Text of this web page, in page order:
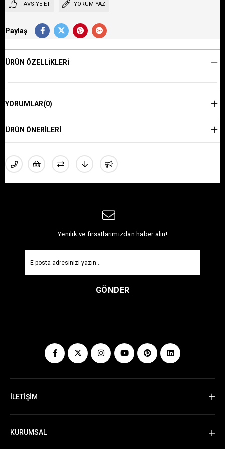
TAVSIYE ET YORUM YAZ
Paylaş
ÜRÜN ÖZELLIKLERI
YORUMLAR(0)
ÜRÜN ÖNERILERI
Yenilik ve fırsatlarımızdan haber alın!
GÖNDER
İLETİŞİM
KURUMSAL